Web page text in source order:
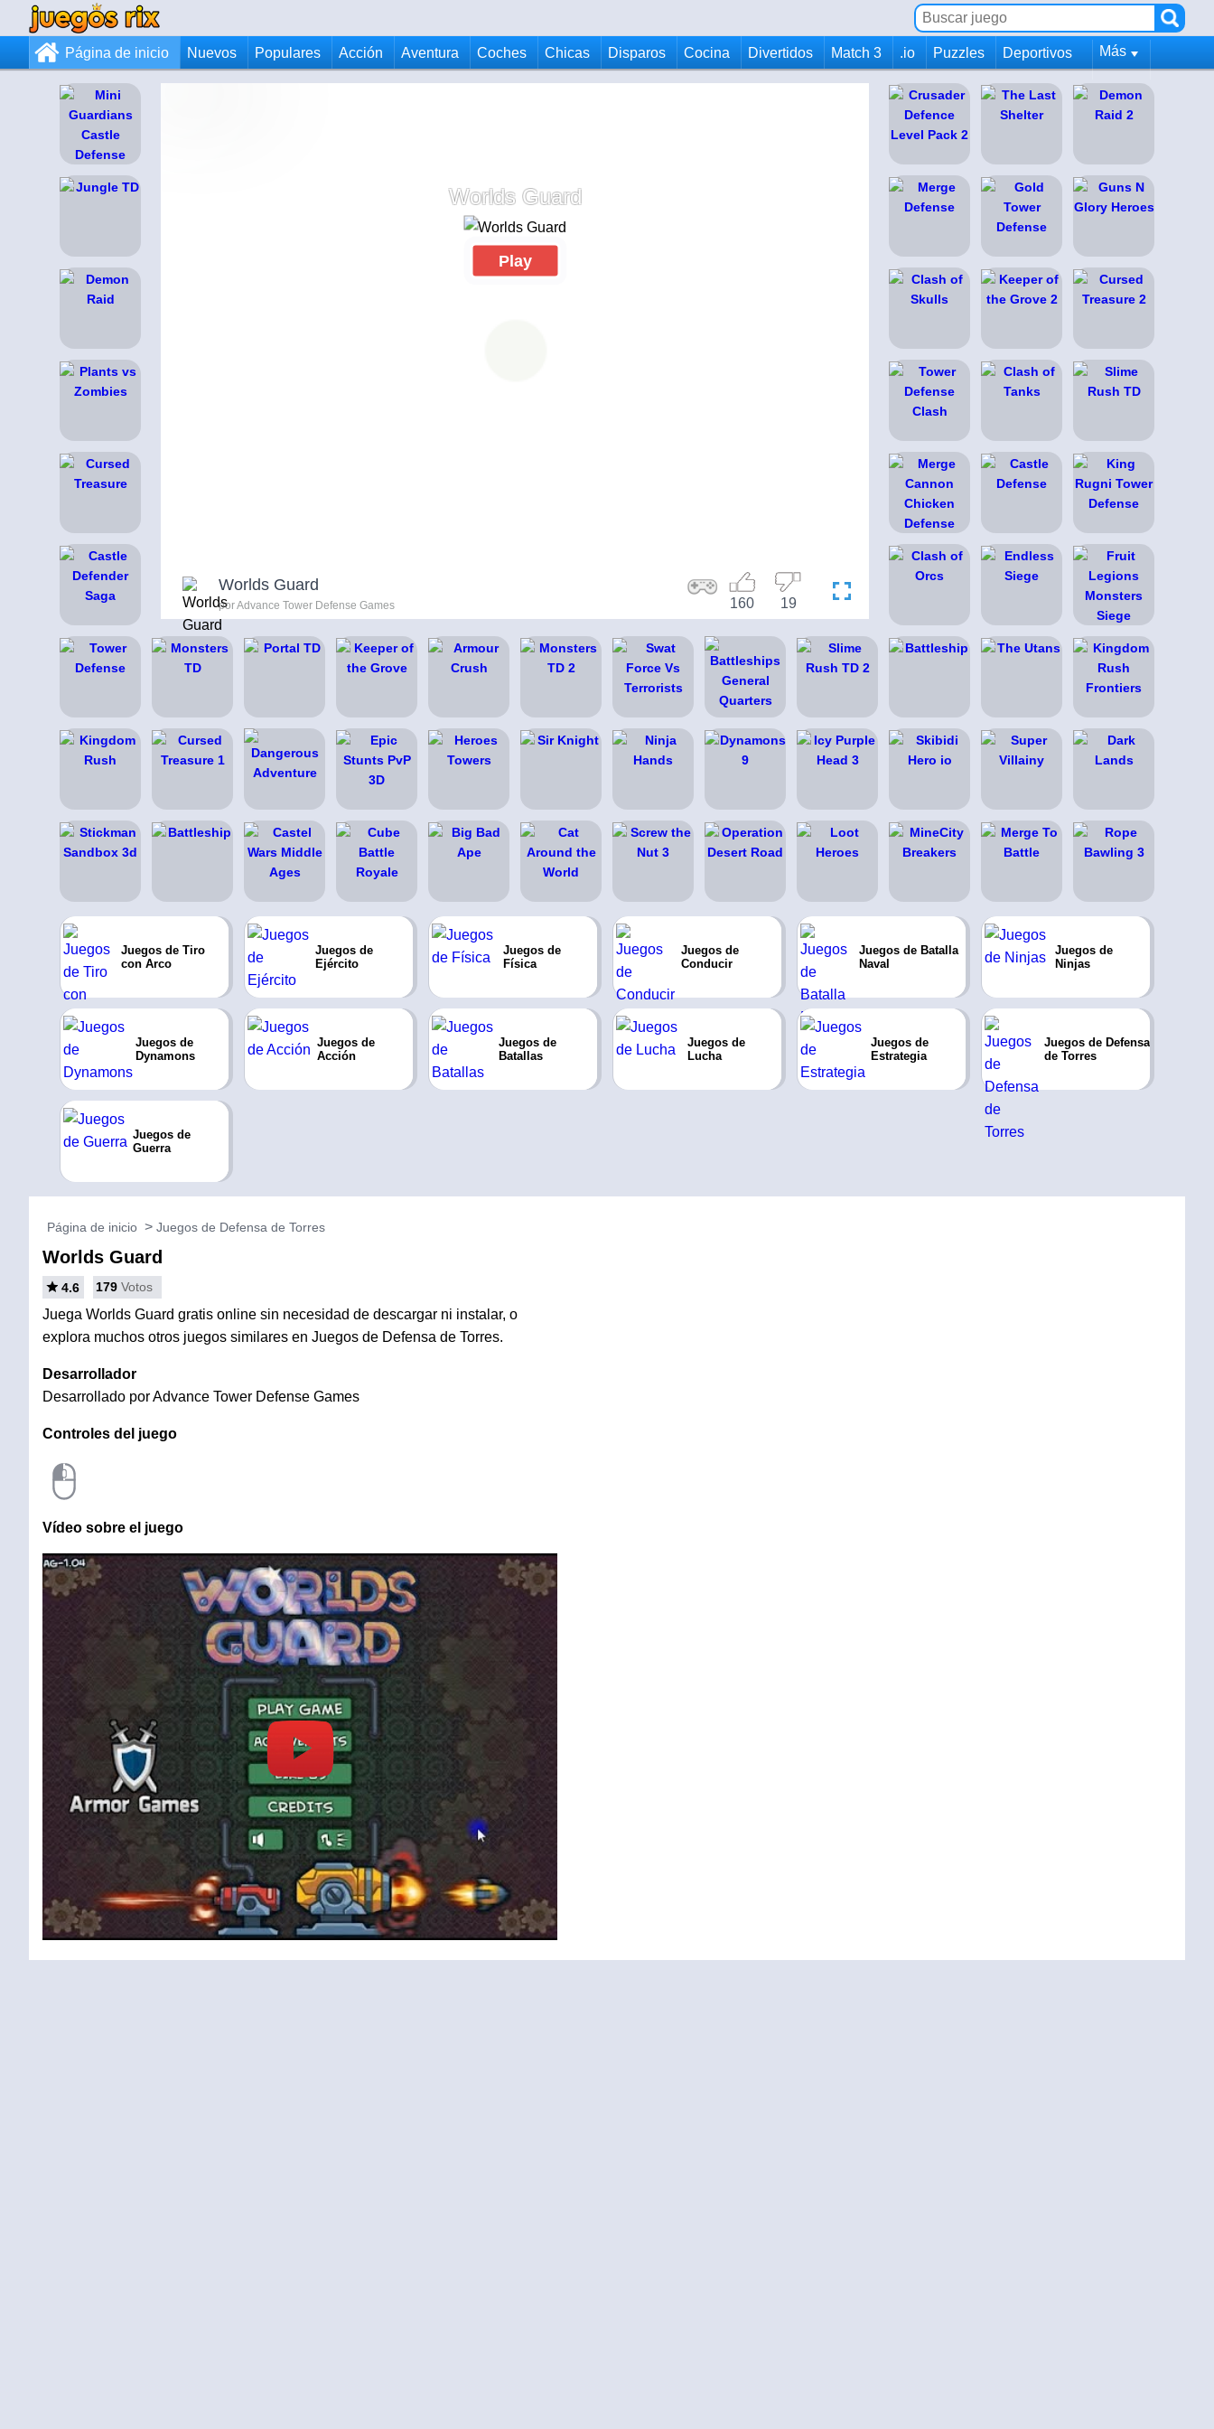
Página de inicio Nuevos Populares Acción Aventura Coches Chicas Disparos Cocina Divertidos Match 3 .io Puzzles Deportivos Más
Worlds Guard
Play
Worlds Guard
por Advance Tower Defense Games 19
160
Juegos de Tiro
con Arco
Juegos de
Ejército
Juegos de
Física
Juegos de
Conducir
Juegos de Batalla
Naval
Juegos de
Ninjas
Juegos de
Dynamons
Juegos de
Acción
Juegos de
Batallas
Juegos de
Lucha
Juegos de
Estrategia
Juegos de Defensa
de Torres
Juegos de
Guerra
Página de inicio Juegos de Defensa de Torres
Worlds Guard
4.6 179 Votos
Juega Worlds Guard gratis online sin necesidad de descargar ni instalar, o
explora muchos otros juegos similares en Juegos de Defensa de Torres.
Desarrollador
Desarrollado por Advance Tower Defense Games
Controles del juego
Vídeo sobre el juego